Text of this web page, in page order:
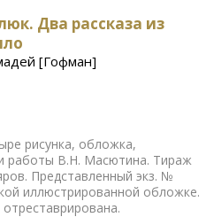
Два рассказа из
[Гофман]
рисунка, обложка,
работы В.Н. Масютина. Тираж
Представленный экз. №
иллюстрированной обложке.